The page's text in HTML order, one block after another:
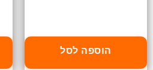
הוספה לסל